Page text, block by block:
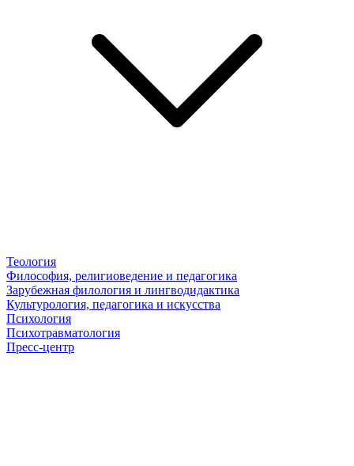
Теология
Философия, религиоведение и педагогика
Зарубежная филология и лингводидактика
Культурология, педагогика и искусства
Психология
Психотравматология
Пресс-центр